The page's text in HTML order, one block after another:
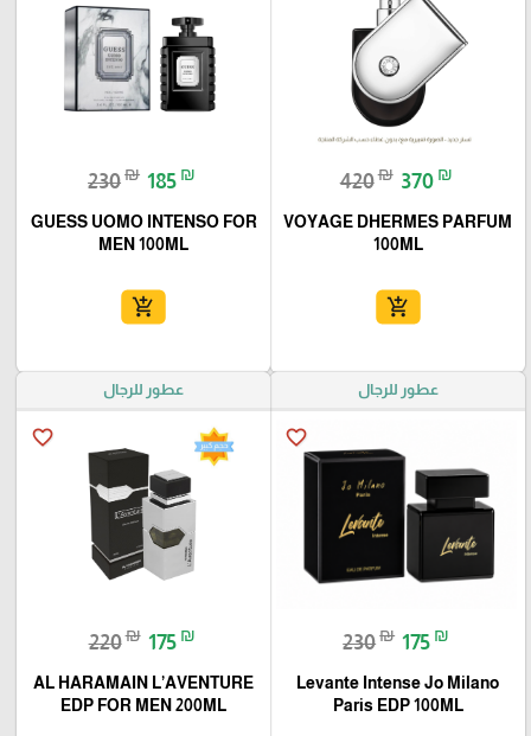
420₪ 370 ₪
VOYAGE DHERMES PARFUM
100ML
add_shopping_cart
230₪ 185 ₪
GUESS UOMO INTENSO FOR
MEN 100ML
add_shopping_cart
عطور للرجال
favorite_border
230₪ 175 ₪
Levante Intense Jo Milano
Paris EDP 100ML
عطور للرجال
favorite_border
220₪ 175 ₪
AL HARAMAIN L’AVENTURE
EDP FOR MEN 200ML